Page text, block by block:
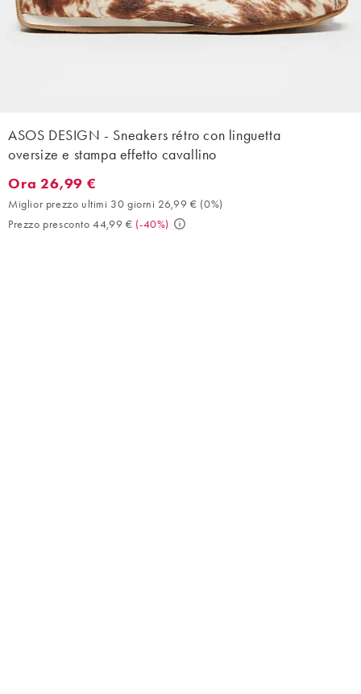
ASOS DESIGN - Sneakers rétro con linguetta
oversize e stampa effetto cavallino
Ora 26,99 €. Miglior prezzo ultimi 30 giorni 26,99 € (0%).
Ora 26,99 €
Miglior prezzo ultimi 30 giorni 26,99 € (0%)
Prezzo presconto 44,99 € (-40%)